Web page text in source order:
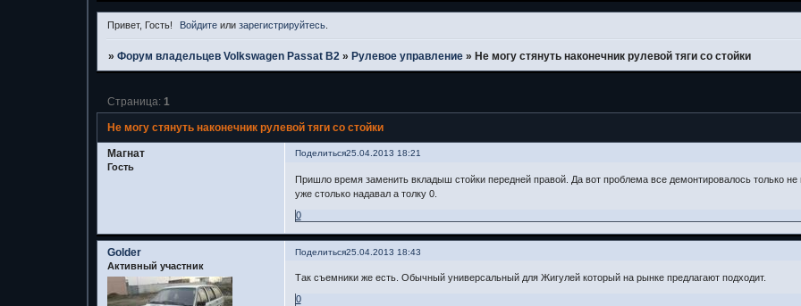
Привет, Гость! Войдите илизарегистрируйтесь.
» Форум владельцев Volkswagen Passat B2 » Рулевое управление » Не могу стянуть наконечник рулевой тяги со стойки
Не могу стянуть наконечник рулевой тяги со стойки
Страница: 1
Поделиться25.04.2013 18:21
Магнат
Гость
Пришло время заменить вкладыш стойки передней правой. Да вот проблема все демонтировалось только не
уже столько надавал а толку 0.
0
Поделиться25.04.2013 18:43
Golder
Активный участник
Так съемники же есть. Обычный универсальный для Жигулей который на рынке предлагают подходит.
0